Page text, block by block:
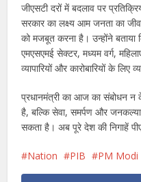
जीएसटी दरों में बदलाव पर
सरकार का लक्ष्य आम जनता का
को मजबूत करना है। उन्होंने बताया
एमएसएमई सेक्टर, मध्यम वर्ग,
व्यापारियों और कारोबारियों के लिए
प्रधानमंत्री का आज का संबोधन न
है, बल्कि सेवा, समर्पण और
सकता है। अब पूरे देश की निगाहें
Nation PIB PM Modi